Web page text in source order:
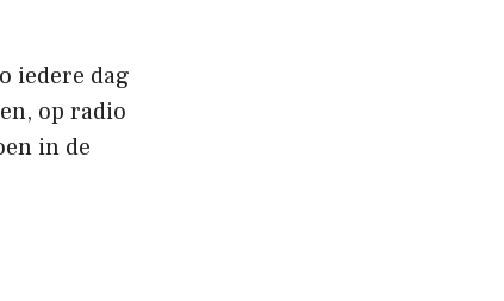
iedere dag
op radio
in de